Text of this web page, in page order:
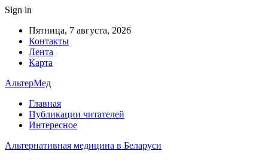
Sign in
Пятница, 7 августа, 2026
Контакты
Лента
Карта
АльтерМед
Главная
Публикации читателей
Интересное
Альтернативная медицина в Беларуси